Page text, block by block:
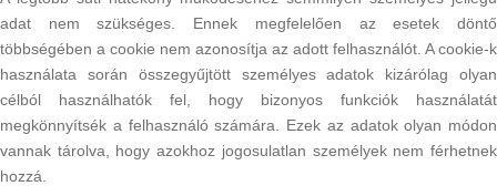
adat nem szükséges. Ennek megfelelően az esetek döntő
többségében a cookie nem azonosítja az adott felhasználót. A cookie-k
használata során összegyűjtött személyes adatok kizárólag olyan
célból használhatók fel, hogy bizonyos funkciók használatát
megkönnyítsék a felhasználó számára. Ezek az adatok olyan módon
vannak tárolva, hogy azokhoz jogosulatlan személyek nem férhetnek
hozzá.